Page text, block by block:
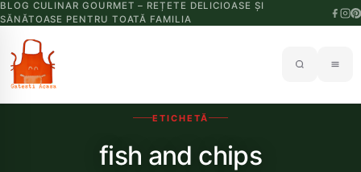
BLOG CULINAR GOURMET – REȚETE DELICIOASE ȘI
SĂNĂTOASE PENTRU TOATĂ FAMILIA
ETICHETĂ
fish and chips